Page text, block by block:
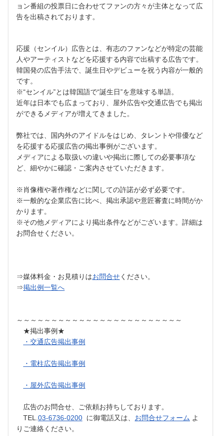
ョン番組の投票日に合わせてファンの方々が主体となって広
告を出稿されております。
応援（センイル）広告とは、有志のファンなどが特定の芸能
人やアーティストなどを応援する内容で出稿する広告です。
韓国発の広告手法で、誕生日やデビューを祝う内容が一般的
です。
※“センイル”とは韓国語で“誕生日”を意味する単語。
近年は日本でも広まっており、屋外広告や交通広告でも掲出
ができるメディアが増えてきました。
弊社では、国内外のアイドルをはじめ、タレントや俳優など
を応援する応援広告の掲出事例がございます。
メディアによる取扱いの違いや掲出に際しての必要事項な
ど、細やかに確認・ご案内させていただきます。
※肖像権や著作権などに関しての許諾が必ず必要です。
※一般的な企業広告に比べ、掲出承認や意匠審査に時間がか
かります。
※その他メディアにより掲出条件などがございます。詳細は
お問合せください。
⇒媒体料金・お見積りはお問合せください。
⇒掲出例一覧へ
～～～～～～～～～～～～～～～～～～～～～～～～
★掲出事例★
・交通広告掲出事例
・電柱広告掲出事例
・屋外広告掲出事例
広告のお問合せ、ご依頼お持ちしております。
TEL. 03-6736-0200 に御電話又は、 お問合せフォーム よ
りご連絡ください。